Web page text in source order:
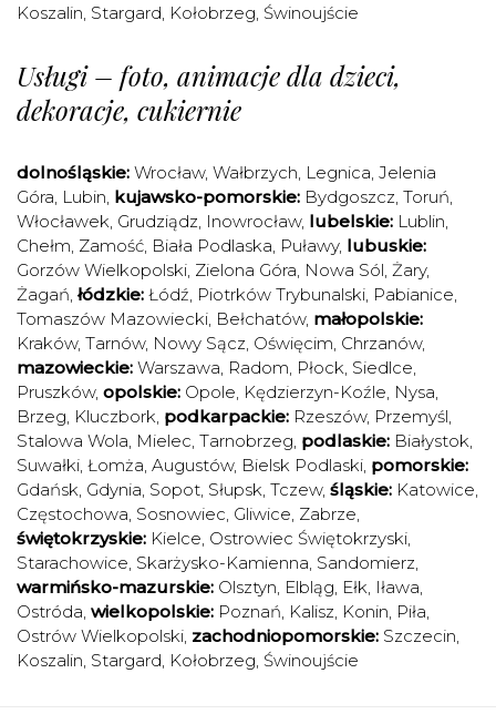
Koszalin, Stargard, Kołobrzeg, Świnoujście
Usługi – foto, animacje dla dzieci,
dekoracje, cukiernie
dolnośląskie: Wrocław, Wałbrzych, Legnica, Jelenia
Góra, Lubin, kujawsko-pomorskie: Bydgoszcz, Toruń,
Włocławek, Grudziądz, Inowrocław, lubelskie: Lublin,
Chełm, Zamość, Biała Podlaska, Puławy, lubuskie:
Gorzów Wielkopolski, Zielona Góra, Nowa Sól, Żary,
Żagań, łódzkie: Łódź, Piotrków Trybunalski, Pabianice,
Tomaszów Mazowiecki, Bełchatów, małopolskie:
Kraków, Tarnów, Nowy Sącz, Oświęcim, Chrzanów,
mazowieckie: Warszawa, Radom, Płock, Siedlce,
Pruszków, opolskie: Opole, Kędzierzyn-Koźle, Nysa,
Brzeg, Kluczbork, podkarpackie: Rzeszów, Przemyśl,
Stalowa Wola, Mielec, Tarnobrzeg, podlaskie: Białystok,
Suwałki, Łomża, Augustów, Bielsk Podlaski, pomorskie:
Gdańsk, Gdynia, Sopot, Słupsk, Tczew, śląskie: Katowice,
Częstochowa, Sosnowiec, Gliwice, Zabrze,
świętokrzyskie: Kielce, Ostrowiec Świętokrzyski,
Starachowice, Skarżysko-Kamienna, Sandomierz,
warmińsko-mazurskie: Olsztyn, Elbląg, Ełk, Iława,
Ostróda, wielkopolskie: Poznań, Kalisz, Konin, Piła,
Ostrów Wielkopolski, zachodniopomorskie: Szczecin,
Koszalin, Stargard, Kołobrzeg, Świnoujście